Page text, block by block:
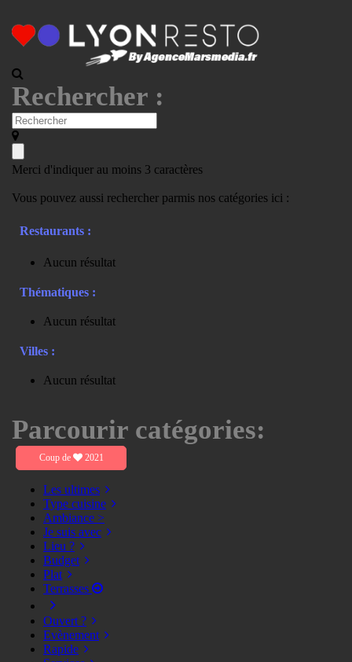
Rechercher :
Merci d'indiquer au moins 3 caractères
Vous pouvez aussi rechercher parmis nos catégories ici :
Restaurants :
Aucun résultat
Thématiques :
Aucun résultat
Villes :
Aucun résultat
Parcourir catégories:
Coup de 2021
Les ultimes
Type cuisine
Ambiance >
Je suis avec
Lieu ?
Budget
Plat
Terrasses
Ouvert ?
Evènement
Rapide